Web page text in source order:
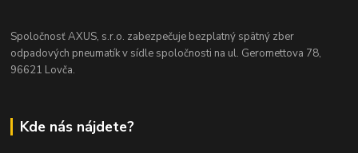
Spoločnosť AXUS, s.r.o. zabezpečuje bezplatný spätný zber
odpadových pneumatík v sídle spoločnosti na ul. Geromettova 78,
96621 Lovča.
Kde nás nájdete?